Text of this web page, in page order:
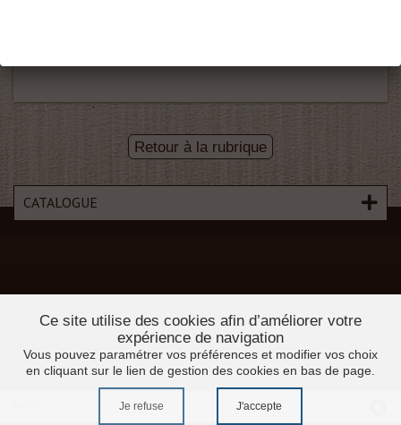
Retour à la rubrique
CATALOGUE
Ce site utilise des cookies afin d’améliorer votre
expérience de navigation
Vous pouvez paramétrer vos préférences et modifier vos choix
en cliquant sur le lien de gestion des cookies en bas de page.
Je refuse J'accepte